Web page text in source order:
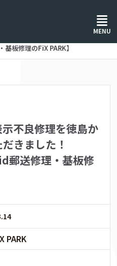
MENU
島から郵送でご依頼いただきまし
板修理のFiX PARK】
不良修理を徳島か
きました！
郵送修理・基板修
PARK